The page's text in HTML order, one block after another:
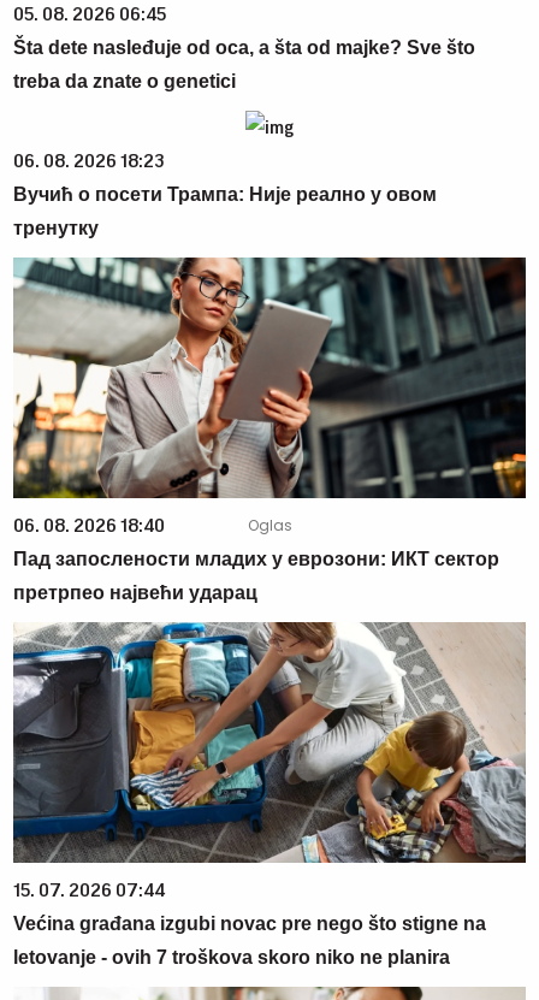
05. 08. 2026 06:45
Šta dete nasleđuje od oca, a šta od majke? Sve što
treba da znate o genetici
06. 08. 2026 18:23
Вучић о посети Трампа: Није реално у овом
тренутку
06. 08. 2026 18:40
Пад запослености младих у еврозони: ИКТ сектор
претрпео највећи ударац
15. 07. 2026 07:44
Većina građana izgubi novac pre nego što stigne na
letovanje - ovih 7 troškova skoro niko ne planira